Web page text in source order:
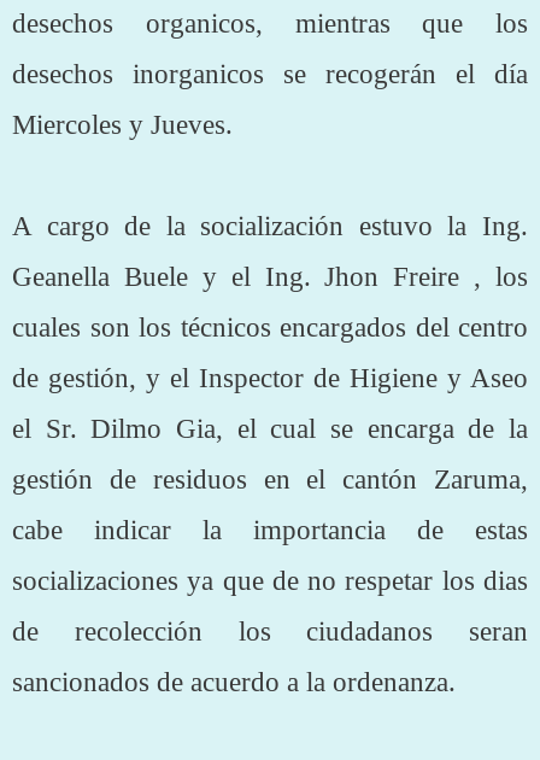
desechos organicos, mientras que los
desechos inorganicos se recogerán el día
Miercoles y Jueves.
A cargo de la socialización estuvo la Ing.
Geanella Buele y el Ing. Jhon Freire , los
cuales son los técnicos encargados del centro
de gestión, y el Inspector de Higiene y Aseo
el Sr. Dilmo Gia, el cual se encarga de la
gestión de residuos en el cantón Zaruma,
cabe indicar la importancia de estas
socializaciones ya que de no respetar los dias
de recolección los ciudadanos seran
sancionados de acuerdo a la ordenanza.